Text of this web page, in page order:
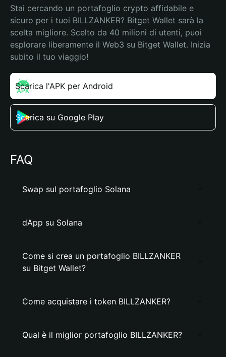
Stai cercando un portafoglio crypto affidabile e
sicuro per i tuoi BILLZANKER? Bitget Wallet sarà la
scelta migliore. Scelto da 40 milioni di utenti, puoi
esplorare liberamente il Web3 su Bitget Wallet. Inizia
subito il tuo viaggio!
Scarica l'APK per Android
Scarica su Google Play
FAQ
Swap sul portafoglio Solana
dApp su Solana
Come si crea un portafoglio BILLZANKER
su Bitget Wallet?
Come acquistare i token BILLZANKER?
Qual è il miglior portafoglio BILLZANKER?